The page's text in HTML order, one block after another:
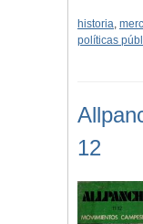
historia,
políticas
12